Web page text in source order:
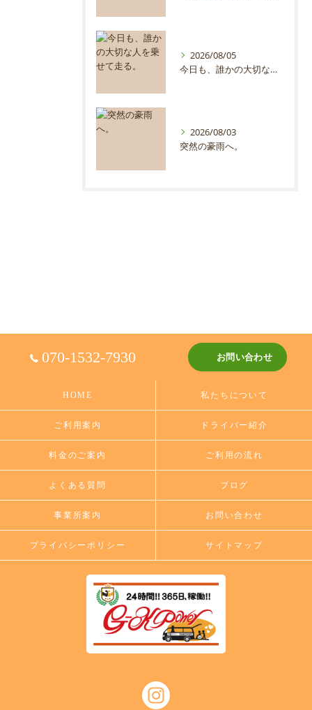
2026/08/05
今日も、誰かの大切な人を乗せて走る。
2026/08/03
突然の豪雨へ。
070-1532-7930 お問い合わせ
HOME 私たちについて
ご利用案内 ドライバー紹介
料金のご案内 ご利用の流れ
よくある質問 ブログ
事業所案内 お問い合わせ
プライバシーポリシー サイトマップ